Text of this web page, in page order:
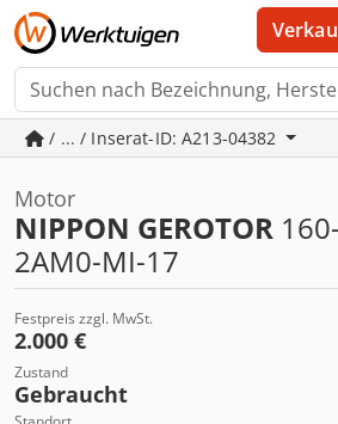
/ ... / Inserat-ID: A213-04382
Motor
NIPPON GEROTOR
2AM0-MI-17
Festpreis zzgl. MwSt.
2.000 €
Zustand
Gebraucht